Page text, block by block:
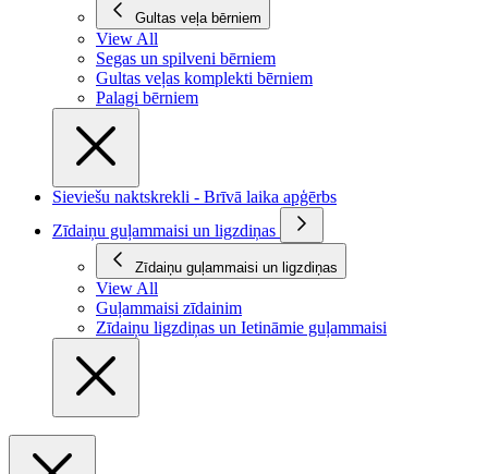
Gultas veļa bērniem
View All
Segas un spilveni bērniem
Gultas veļas komplekti bērniem
Palagi bērniem
Sieviešu naktskrekli - Brīvā laika apģērbs
Zīdaiņu guļammaisi un ligzdiņas
Zīdaiņu guļammaisi un ligzdiņas
View All
Guļammaisi zīdainim
Zīdaiņu ligzdiņas un Ietināmie guļammaisi